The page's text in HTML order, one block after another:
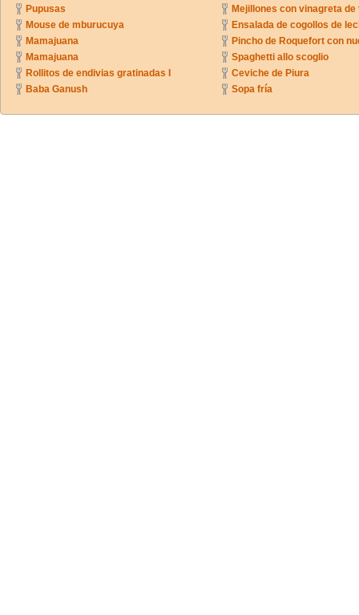
Pupusas
Mouse de mburucuya
Mamajuana
Mamajuana
Rollitos de endivias gratinadas I
Baba Ganush
Mejillones con vinagreta
Ensalada de cogollos de
Pincho de Roquefort con
Spaghetti allo scoglio
Ceviche de Piura
Sopa fría